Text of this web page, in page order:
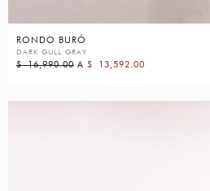
RONDO BURÓ
DARK GULL GRAY
$16,990.00 A $ 13,592.00